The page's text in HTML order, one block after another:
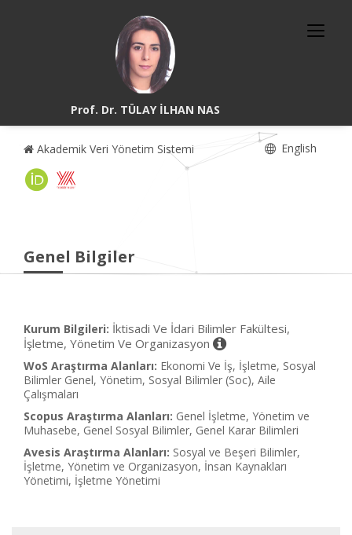
Prof. Dr. TÜLAY İLHAN NAS
Akademik Veri Yönetim Sistemi English
Genel Bilgiler
Kurum Bilgileri: İktisadi Ve İdari Bilimler Fakültesi,
İşletme, Yönetim Ve Organizasyon
WoS Araştırma Alanları: Ekonomi Ve İş, İşletme, Sosyal
Bilimler Genel, Yönetim, Sosyal Bilimler (Soc), Aile
Çalışmaları
Scopus Araştırma Alanları: Genel İşletme, Yönetim ve
Muhasebe, Genel Sosyal Bilimler, Genel Karar Bilimleri
Avesis Araştırma Alanları: Sosyal ve Beşeri Bilimler,
İşletme, Yönetim ve Organizasyon, İnsan Kaynakları
Yönetimi, İşletme Yönetimi